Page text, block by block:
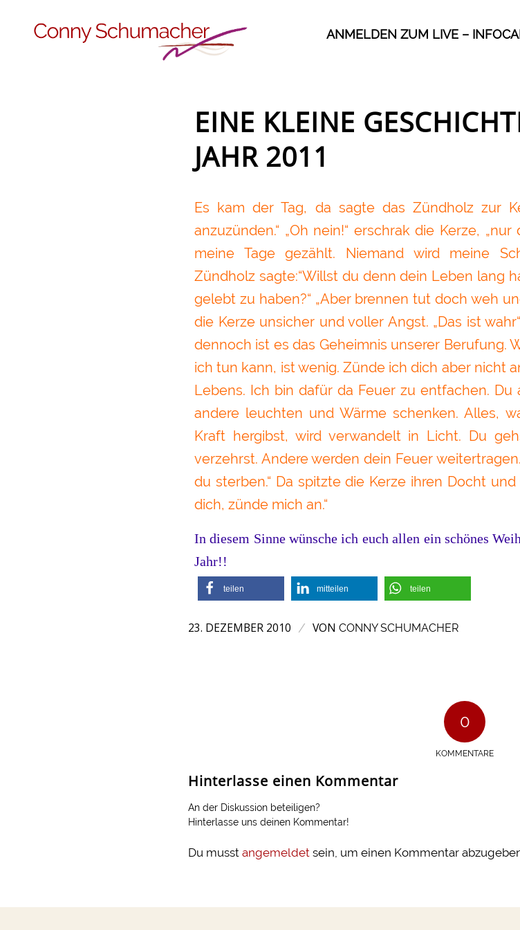
ANMELDEN ZUM LIVE –
EINE KLEINE
JAHR 2011
Es kam der Tag, da sagte das Zündholz zur
anzuzünden.“ „Oh nein!“ erschrak die Kerze,
meine Tage gezählt. Niemand wird meine
Zündholz sagte:“Willst du denn dein Leben lang
gelebt zu haben?“ „Aber brennen tut doch weh
die Kerze unsicher und voller Angst. „Das ist
dennoch ist es das Geheimnis unserer Berufung.
ich tun kann, ist wenig. Zünde ich dich aber nicht
Lebens. Ich bin dafür da Feuer zu entfachen.
andere leuchten und Wärme schenken. Alles,
Kraft hergibst, wird verwandelt in Licht. Du
verzehrst. Andere werden dein Feuer
du sterben.“ Da spitzte die Kerze ihren Docht
dich, zünde mich an.“
In diesem Sinne wünsche ich euch allen ein schönes
Jahr!!
teilen mitteilen teilen
23. DEZEMBER 2010 / VON CONNY SCHUMACHER
0
KOMMENTARE
Hinterlasse einen Kommentar
An der Diskussion beteiligen?
Hinterlasse uns deinen Kommentar!
Du musst angemeldet sein, um einen Kommentar